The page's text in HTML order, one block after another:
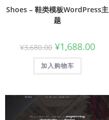
Shoes – 鞋类模板WordPress主
题
¥3,680.00 ¥1,688.00
加入购物车